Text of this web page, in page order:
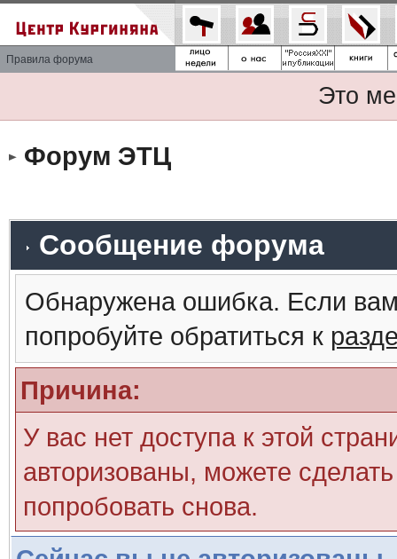
Правила форума
Это
Форум ЭТЦ
Сообщение форума
Обнаружена ошибка. Если
попробуйте обратиться к
Причина:
У вас нет доступа к этой
авторизованы, можете
попробовать снова.